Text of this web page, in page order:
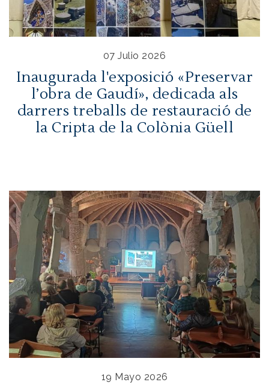
07 Julio 2026
Inaugurada l'exposició «Preservar
l’obra de Gaudí», dedicada als
darrers treballs de restauració de
la Cripta de la Colònia Güell
19 Mayo 2026